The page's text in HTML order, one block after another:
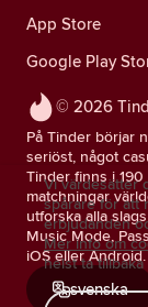
© 2026
På Tinder börjar
seriöst, något
Tinder finns i
matchningar
utforska alla
Music Mode,
iOS eller Android.
svenska
App Store
Google Play
Vi värdesätter
spårare för att
erbjudanden
Mer info om
helst ta